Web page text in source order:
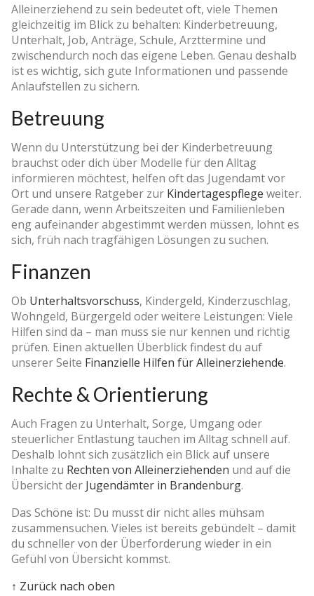
Alleinerziehend zu sein bedeutet oft, viele Themen
gleichzeitig im Blick zu behalten: Kinderbetreuung,
Unterhalt, Job, Anträge, Schule, Arzttermine und
zwischendurch noch das eigene Leben. Genau deshalb
ist es wichtig, sich gute Informationen und passende
Anlaufstellen zu sichern.
Betreuung
Wenn du Unterstützung bei der Kinderbetreuung
brauchst oder dich über Modelle für den Alltag
informieren möchtest, helfen oft das Jugendamt vor
Ort und unsere Ratgeber zur Kindertagespflege weiter.
Gerade dann, wenn Arbeitszeiten und Familienleben
eng aufeinander abgestimmt werden müssen, lohnt es
sich, früh nach tragfähigen Lösungen zu suchen.
Finanzen
Ob Unterhaltsvorschuss, Kindergeld, Kinderzuschlag,
Wohngeld, Bürgergeld oder weitere Leistungen: Viele
Hilfen sind da – man muss sie nur kennen und richtig
prüfen. Einen aktuellen Überblick findest du auf
unserer Seite Finanzielle Hilfen für Alleinerziehende.
Rechte & Orientierung
Auch Fragen zu Unterhalt, Sorge, Umgang oder
steuerlicher Entlastung tauchen im Alltag schnell auf.
Deshalb lohnt sich zusätzlich ein Blick auf unsere
Inhalte zu Rechten von Alleinerziehenden und auf die
Übersicht der Jugendämter in Brandenburg.
Das Schöne ist: Du musst dir nicht alles mühsam
zusammensuchen. Vieles ist bereits gebündelt – damit
du schneller von der Überforderung wieder in ein
Gefühl von Übersicht kommst.
↑ Zurück nach oben